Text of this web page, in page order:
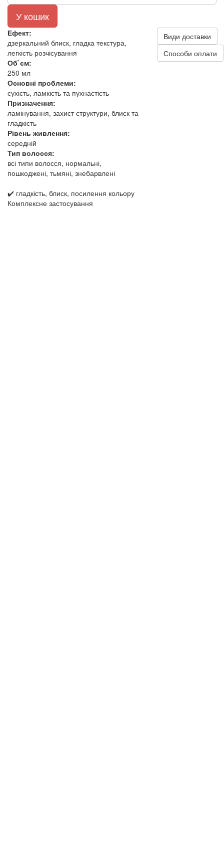
У кошик
Ефект:
дзеркальний блиск, гладка текстура,
легкість розчісування
Об`єм:
250 мл
Основні проблеми:
сухість, ламкість та пухнастість
Призначення:
ламінування, захист структури, блиск та
гладкість
Рівень живлення:
середній
Тип волосся:
всі типи волосся, нормальні,
пошкоджені, тьмяні, знебарвлені
Види доставки
Способи оплати
✔️ гладкість, блиск, посилення кольору
Комплексне застосування